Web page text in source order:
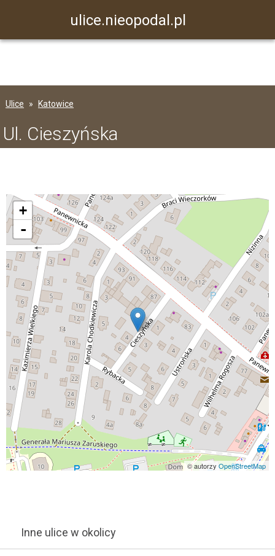
ulice.nieopodal.pl
Ulice Katowice
Ul. Cieszyńska
+
-
© autorzy OpenStreetMap
Inne ulice w okolicy